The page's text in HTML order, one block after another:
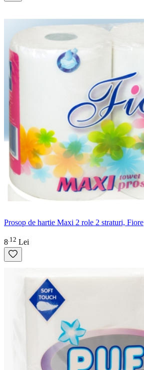
Prosop de hartie Maxi 2 role 2 straturi, Fiore
8 12 Lei